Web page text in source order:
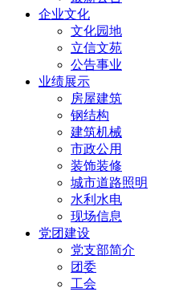
企业文化
文化园地
立信文苑
公告事业
业绩展示
房屋建筑
钢结构
建筑机械
市政公用
装饰装修
城市道路照明
水利水电
现场信息
党团建设
党支部简介
团委
工会